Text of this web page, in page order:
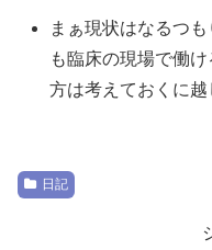
まぁ現状はなるつ
も臨床の現場で働
方は考えておくに越
日記